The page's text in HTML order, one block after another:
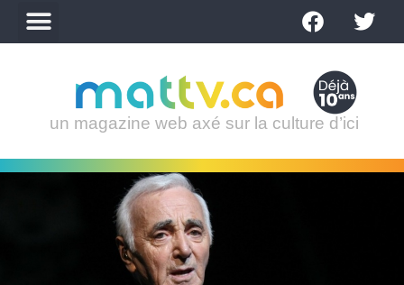
un magazine web axé sur la culture d’ici